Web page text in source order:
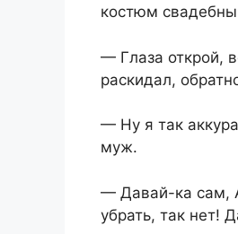
костюм
— Глаза открой,
раскидал,
— Ну я так
муж.
— Давай-ка сам,
убрать, так нет!